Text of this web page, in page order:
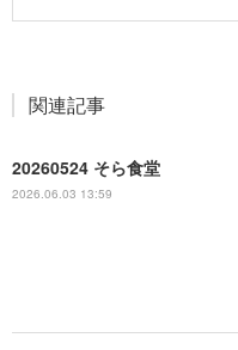
関連記事
20260524 そら食堂
2026.06.03 13:59